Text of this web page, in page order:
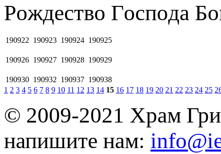
Рoждecтвo Гocпoдa
190922 190923 190924 190925
190926 190927 190928 190929
190930 190932 190937 190938
1 2 3 4 5 6 7 8 9 10 11 12 13 14 15 16 17 18 19 20 21 22 23 24 25
© 2009-2021 Храм
напишите нам: